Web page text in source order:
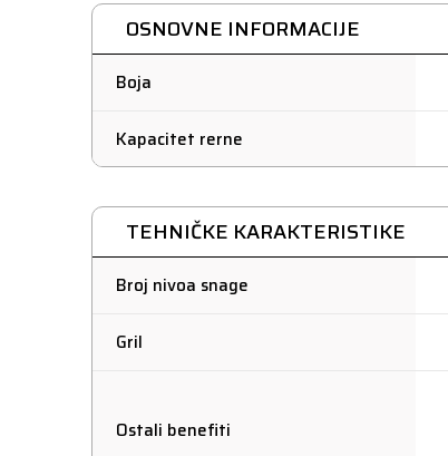
OSNOVNE INFORMACIJE
Boja
Kapacitet rerne
TEHNIČKE KARAKTERISTIKE
Broj nivoa snage
Gril
Ostali benefiti